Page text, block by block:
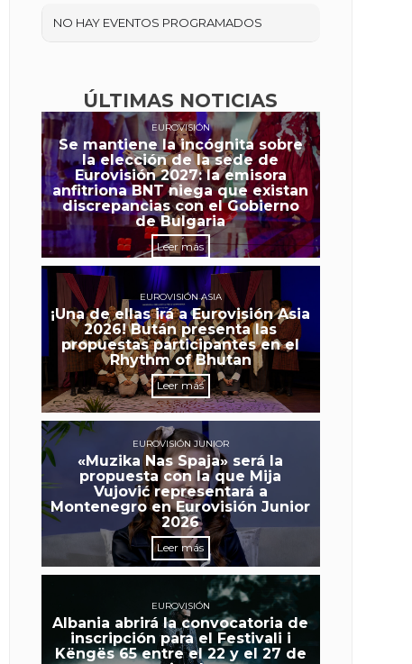
NO HAY EVENTOS PROGRAMADOS
ÚLTIMAS NOTICIAS
EUROVISIÓN
Se mantiene la incógnita sobre
la elección de la sede de
Eurovisión 2027: la emisora
anfitriona BNT niega que existan
discrepancias con el Gobierno
de Bulgaria
Leer más
EUROVISIÓN ASIA
¡Una de ellas irá a Eurovisión Asia
2026! Bután presenta las
propuestas participantes en el
Rhythm of Bhutan
Leer más
EUROVISIÓN JUNIOR
«Muzika Nas Spaja» será la
propuesta con la que Mija
Vujović representará a
Montenegro en Eurovisión Junior
2026
Leer más
EUROVISIÓN
Albania abrirá la convocatoria de
inscripción para el Festivali i
Këngës 65 entre el 22 y el 27 de